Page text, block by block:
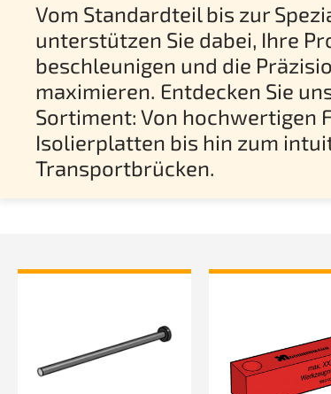
Vom Standardteil bis zur
unterstützen Sie dabei, Ihre
beschleunigen und die
maximieren. Entdecken Sie
Sortiment: Von hochwertigen
Isolierplatten bis hin zum
Transportbrücken.